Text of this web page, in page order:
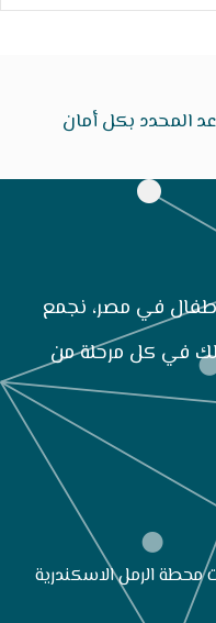
المحدد بكل أمان
في مصر، نجمع
في كل مرحلة من